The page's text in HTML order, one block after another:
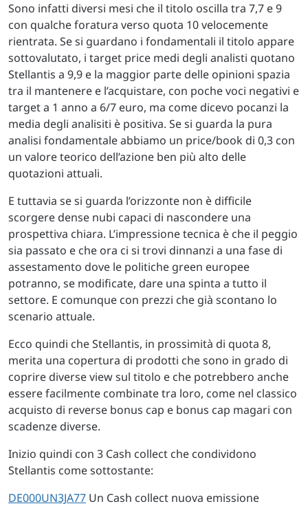
Sono infatti diversi mesi che il titolo oscilla tra 7,7 e 9
con qualche foratura verso quota 10 velocemente
rientrata. Se si guardano i fondamentali il titolo appare
sottovalutato, i target price medi degli analisti quotano
Stellantis a 9,9 e la maggior parte delle opinioni spazia
tra il mantenere e l’acquistare, con poche voci negativi e
target a 1 anno a 6/7 euro, ma come dicevo pocanzi la
media degli analisiti è positiva. Se si guarda la pura
analisi fondamentale abbiamo un price/book di 0,3 con
un valore teorico dell’azione ben più alto delle
quotazioni attuali.
E tuttavia se si guarda l’orizzonte non è difficile
scorgere dense nubi capaci di nascondere una
prospettiva chiara. L’impressione tecnica è che il peggio
sia passato e che ora ci si trovi dinnanzi a una fase di
assestamento dove le politiche green europee
potranno, se modificate, dare una spinta a tutto il
settore. E comunque con prezzi che già scontano lo
scenario attuale.
Ecco quindi che Stellantis, in prossimità di quota 8,
merita una copertura di prodotti che sono in grado di
coprire diverse view sul titolo e che potrebbero anche
essere facilmente combinate tra loro, come nel classico
acquisto di reverse bonus cap e bonus cap magari con
scadenze diverse.
Inizio quindi con 3 Cash collect che condividono
Stellantis come sottostante:
DE000UN3JA77 Un Cash collect nuova emissione